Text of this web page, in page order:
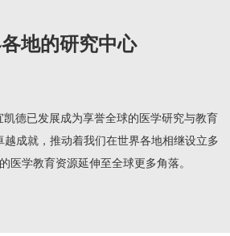
地的研究中心
德已发展成为享誉全球的医学研究与教育
成就，推动着我们在世界各地相继设立多
医学教育资源延伸至全球更多角落。